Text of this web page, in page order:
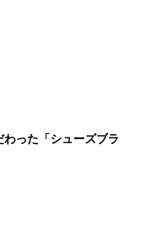
った「シューズブラ